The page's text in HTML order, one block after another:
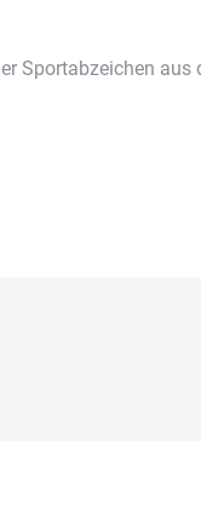
Sportabzeichen